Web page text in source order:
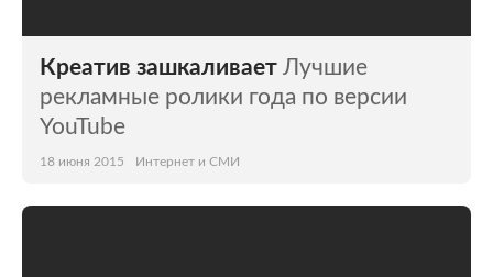
Креатив зашкаливает Лучшие
рекламные ролики года по версии
YouTube
18 июня 2015 Интернет и СМИ